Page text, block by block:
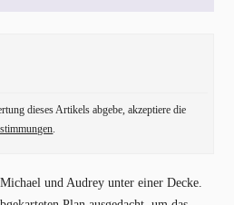
dieses Artikels abgebe, akzeptiere die
.
und Audrey unter einer Decke.